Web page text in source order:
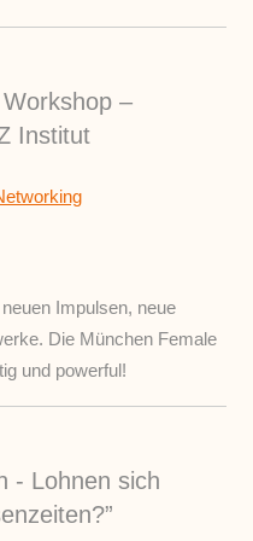
–
Institut
Impulsen, neue
Die München Female
und powerful!
- Lohnen sich